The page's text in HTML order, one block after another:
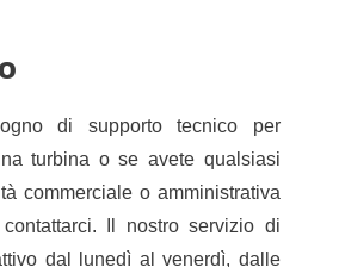
di supporto tecnico per
turbina o se avete qualsiasi
commerciale o amministrativa
Il nostro servizio di
dal lunedì al venerdì, dalle